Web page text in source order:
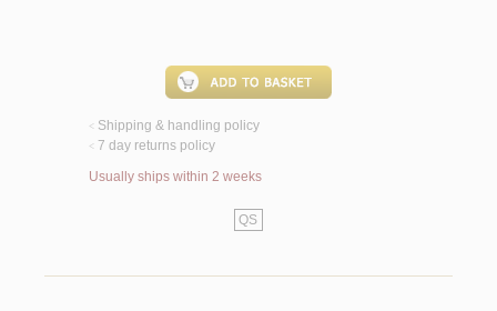
< Shipping & handling policy
< 7 day returns policy
Usually ships within 2 weeks
QS